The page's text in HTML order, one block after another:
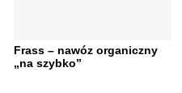
Frass – nawóz organiczny
„na szybko”